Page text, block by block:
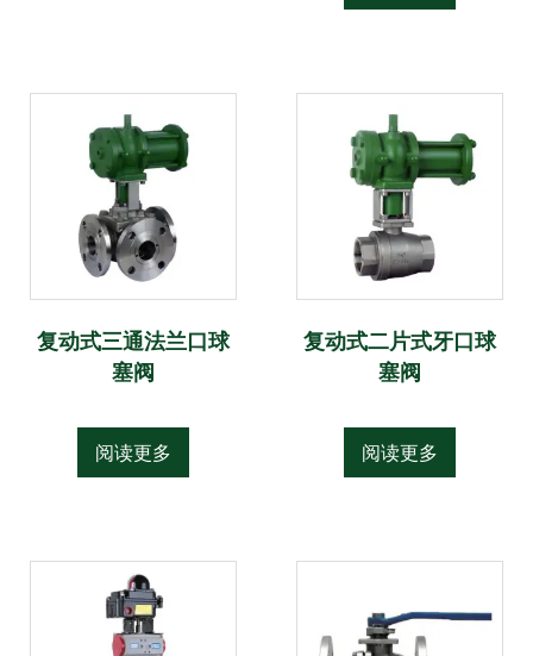
复动式三通法兰口球
塞阀
阅读更多
复动式二片式牙口球
塞阀
阅读更多